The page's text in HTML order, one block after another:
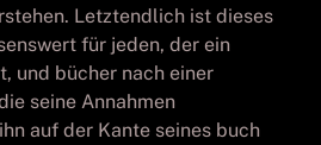
Letztendlich ist dieses
für jeden, der ein
und bücher nach einer
seine Annahmen
auf der Kante seines buch